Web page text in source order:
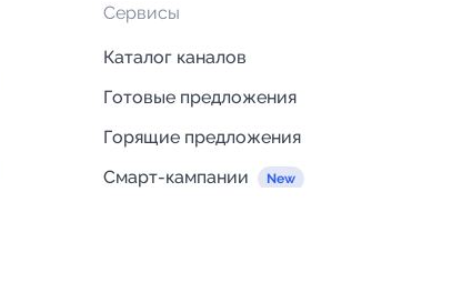
Сервисы
Каталог каналов
Готовые предложения
Горящие предложения
Смарт-кампании